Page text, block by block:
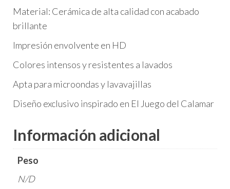
Material: Cerámica de alta calidad con acabado
brillante
Impresión envolvente en HD
Colores intensos y resistentes a lavados
Apta para microondas y lavavajillas
Diseño exclusivo inspirado en El Juego del Calamar
Información adicional
Peso
N/D